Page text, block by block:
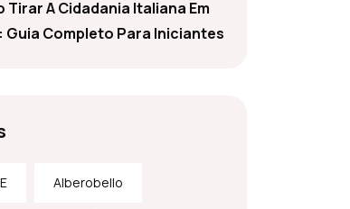
Tirar A Cidadania Italiana Em
Guia Completo Para Iniciantes
Alberobello